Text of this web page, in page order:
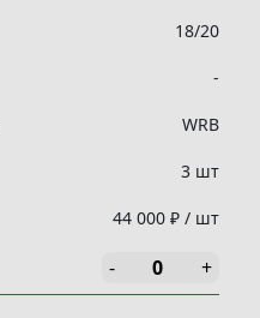
18/20
-
WRB
3 шт
44 000 ₽ / шт
- +